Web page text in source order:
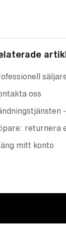
oss
returnera
mitt konto